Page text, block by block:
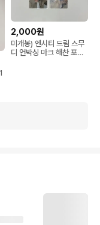
2,000원
미개봉) 엔시티 드림 스무
디 언박싱 마크 해찬 포카